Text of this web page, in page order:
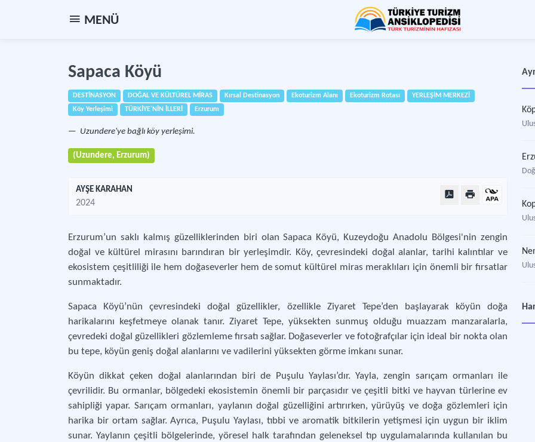
MENÜ
Sapaca Köyü
DESTİNASYON DOĞAL VE KÜLTÜREL MİRAS Kırsal Destinasyon Ekoturizm Alanı Ekoturizm Rotası
YERLEŞİM MERKEZİ
Köy Yerleşimi
TÜRKİYE'NİN İLLERİ Erzurum
Uzundere'ye bağlı köy yerleşimi.
(Uzundere, Erzurum)
AYŞE KARAHAN
2024
Erzurum’un saklı kalmış güzelliklerinden biri olan Sapaca Köyü, Kuzeydoğu Anadolu Bölgesi'nin zengin
doğal ve kültürel mirasını barındıran bir yerleşimdir. Köy, çevresindeki doğal alanlar, tarihi kalıntılar ve
ekosistem çeşitliliği ile hem doğaseverler hem de somut kültürel miras meraklıları için önemli bir fırsatlar
sunmaktadır.
Sapaca Köyü’nün çevresindeki doğal güzellikler, özellikle Ziyaret Tepe’den başlayarak köyün doğa
harikalarını keşfetmeye olanak tanır. Ziyaret Tepe, yüksekten sunmuş olduğu muazzam manzaralarla,
çevredeki doğal güzellikleri gözlemleme fırsatı sağlar. Doğaseverler ve fotoğrafçılar için ideal bir nokta olan
bu tepe, köyün geniş doğal alanlarını ve vadilerini yüksekten görme imkanı sunar.
Köyün dikkat çeken doğal alanlarından biri de Puşulu Yaylası’dır. Yayla, zengin sarıçam ormanları ile
çevrilidir. Bu ormanlar, bölgedeki ekosistemin önemli bir parçasıdır ve çeşitli bitki ve hayvan türlerine ev
sahipliği yapar. Sarıçam ormanları, yaylanın doğal güzelliğini artırırken, yürüyüş ve doğa gözlemleri için
harika bir ortam sağlar. Ayrıca, Puşulu Yaylası, tıbbi ve aromatik bitkilerin yetişmesi için uygun bir iklim
sunar. Yaylanın çeşitli bölgelerinde, yöresel halk tarafından geleneksel tıp uygulamalarında kullanılan bu